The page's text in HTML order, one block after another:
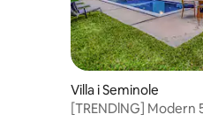
Villa i Seminole
[TRENDlNG] Modern